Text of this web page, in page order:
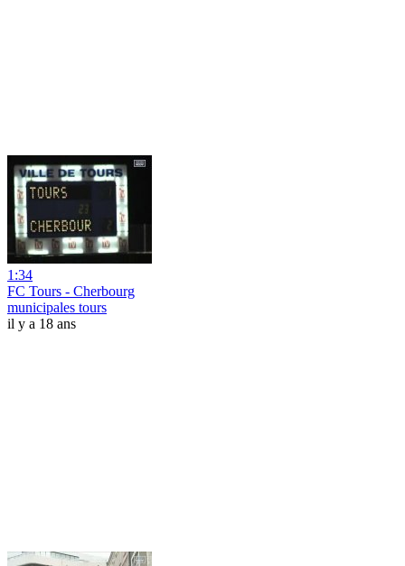
1:34
FC Tours - Cherbourg
municipales tours
il y a 18 ans